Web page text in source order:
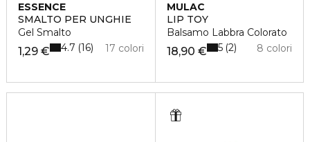
ESSENCE
SMALTO PER UNGHIE
Gel Smalto
1,29 € 17 colori
4.7 16
MULAC
LIP TOY
Balsamo Labbra Colorato
18,90 € 8 colori
5 2